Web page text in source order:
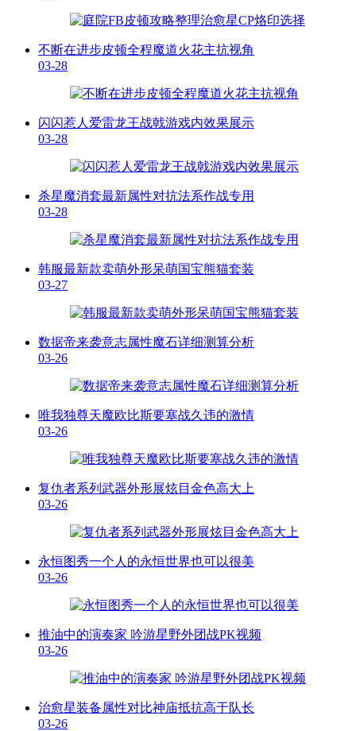
不断在进步皮顿全程魔道火花主抗视角
03-28
闪闪惹人爱雷龙王战戟游戏内效果展示
03-28
杀星魔消套最新属性对抗法系作战专用
03-28
韩服最新款卖萌外形呆萌国宝熊猫套装
03-27
数据帝来袭意志属性魔石详细测算分析
03-26
唯我独尊天魔欧比斯要塞战久违的激情
03-26
复仇者系列武器外形展炫目金色高大上
03-26
永恒图秀一个人的永恒世界也可以很美
03-26
推油中的演奏家 吟游星野外团战PK视频
03-26
治愈星装备属性对比神庙抵抗高于队长
03-26